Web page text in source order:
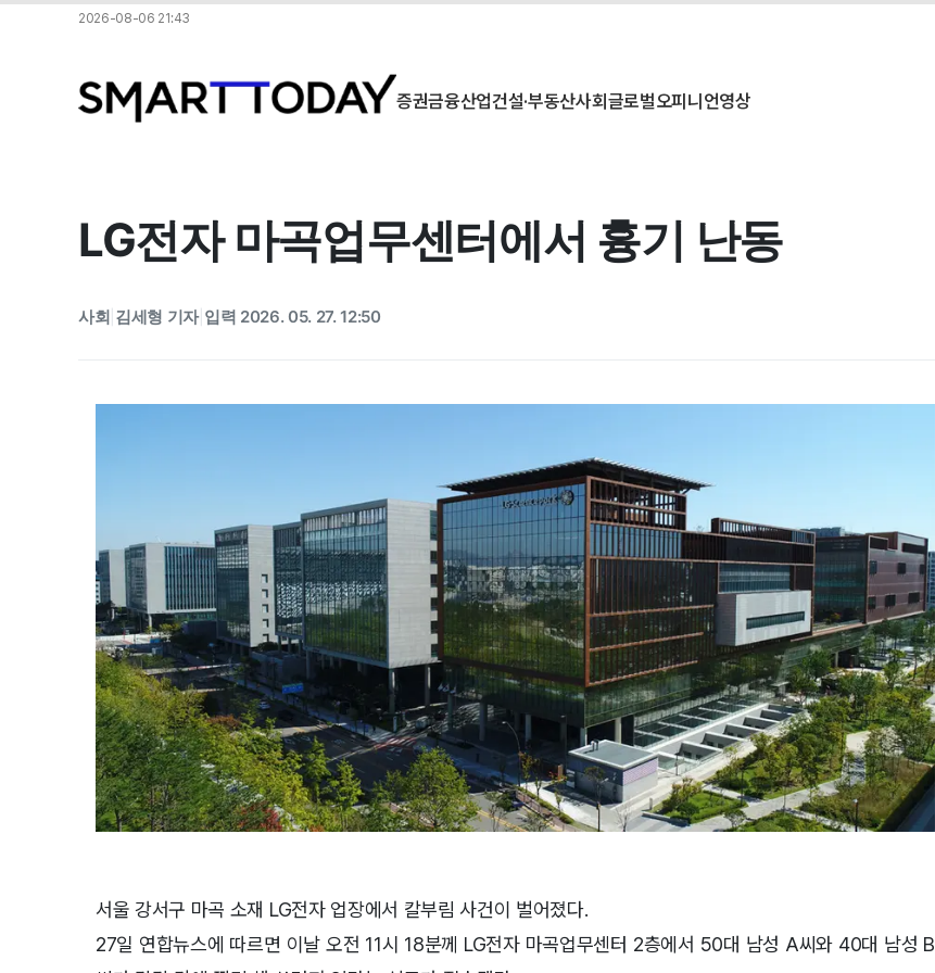
2026-08-06 21:43
증권금융산업건설·부동산사회글로벌오피니언영상
LG전자 마곡업무센터에서 흉기 난동
사회 김세형 기자| 입력 2026. 05. 27. 12:50
서울 강서구 마곡 소재 LG전자 업장에서 칼부림 사건이 벌어졌다.
27일 연합뉴스에 따르면 이날 오전 11시 18분께 LG전자 마곡업무센터 2층에서 50대 남성 A씨와 40대 남성 B